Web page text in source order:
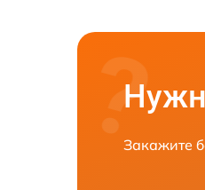
Закажите